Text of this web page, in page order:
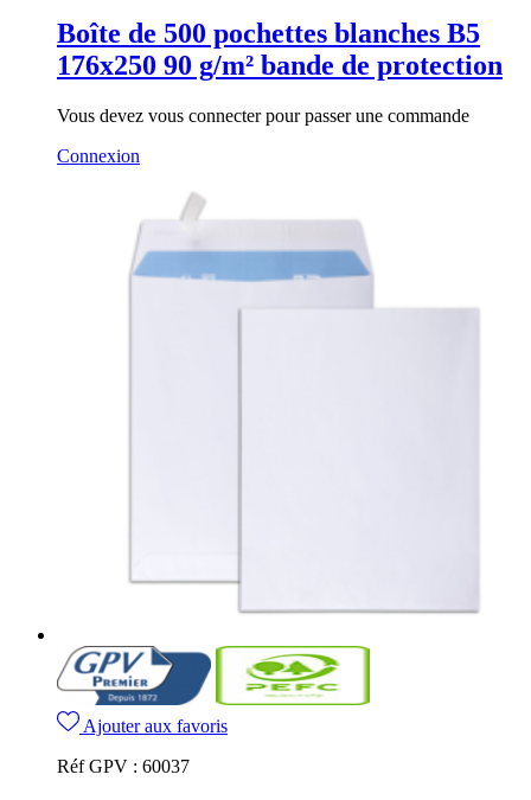
Boîte de 500 pochettes blanches B5
176x250 90 g/m² bande de protection
Vous devez vous connecter pour passer une commande
Connexion
Ajouter aux favoris
Réf GPV : 60037